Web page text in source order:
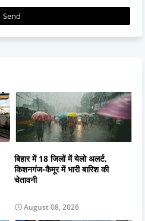
बिहार में 18 जिलों में येलो अलर्ट,
किशनगंज-कैमूर में भारी बारिश की
चेतावनी
August 08, 2026